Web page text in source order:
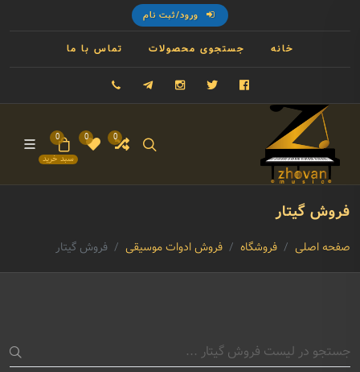
ورود/ثبت نام
خانه جستجوی محصولات تماس با ما
فیسبوک توییتر اینستاگرام تلگرام
0
0
سبد خرید
0
فروش گیتار
صفحه اصلی فروشگاه فروش ادوات موسیقی فروش گیتار